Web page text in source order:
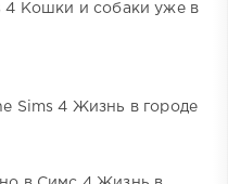
4 Кошки и собаки уже в
Sims 4 Жизнь в городе